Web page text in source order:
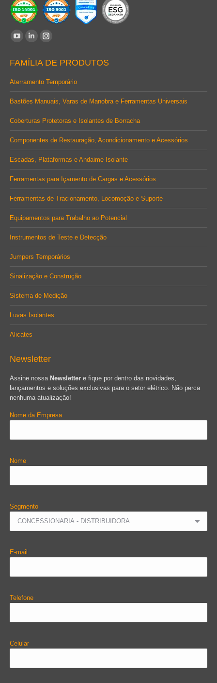
Encontre-nos em:
opens
in
window
Linkedin
opens
in
window
Instagram
opens
in
window
FAMÍLIA DE PRODUTOS
Aterramento Temporário
Bastões Manuais, Varas de Manobra e Ferramentas Universais
Coberturas Protetoras e Isolantes de Borracha
Componentes de Restauração, Acondicionamento e Acessórios
Escadas, Plataformas e Andaime Isolante
Ferramentas para Içamento de Cargas e Acessórios
Ferramentas de Tracionamento, Locomoção e Suporte
Equipamentos para Trabalho ao Potencial
Instrumentos de Teste e Detecção
Jumpers Temporários
Sinalização e Construção
Sistema de Medição
Luvas Isolantes
Alicates
Newsletter
Assine nossa Newsletter e fique por dentro das novidades,
lançamentos e soluções exclusivas para o setor elétrico. Não perca
nenhuma atualização!
Nome da Empresa
Nome
Segmento
E-mail
Telefone
Celular